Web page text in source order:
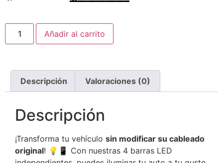
Añadir al carrito
Descripción Valoraciones (0)
Descripción
¡Transforma tu vehículo sin modificar su cableado
original! 💡📱 Con nuestras 4 barras LED